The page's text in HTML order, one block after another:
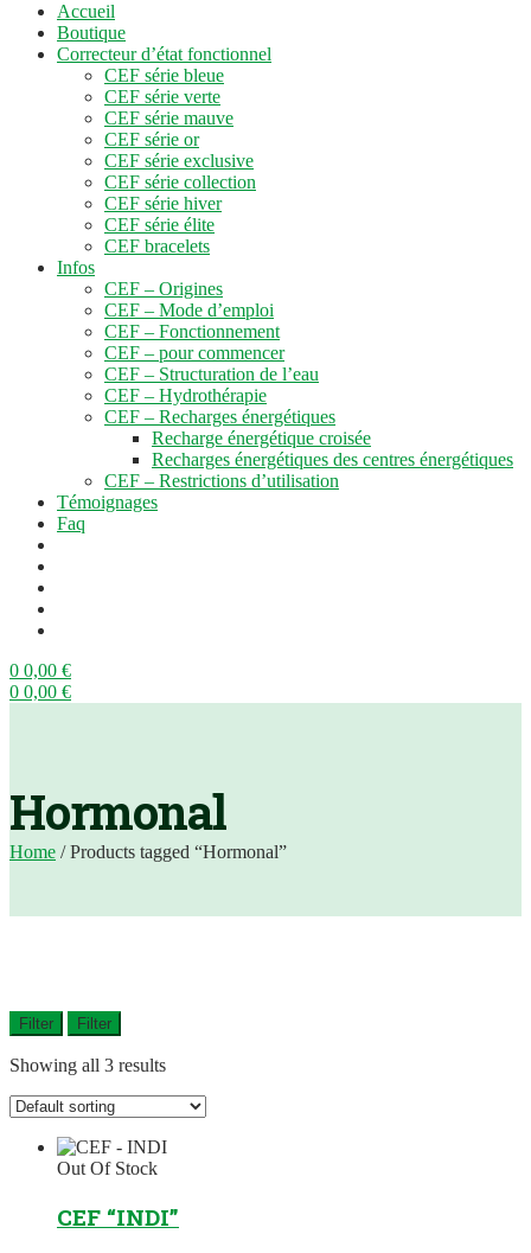
Accueil
Boutique
Correcteur d’état fonctionnel
CEF série bleue
CEF série verte
CEF série mauve
CEF série or
CEF série exclusive
CEF série collection
CEF série hiver
CEF série élite
CEF bracelets
Infos
CEF – Origines
CEF – Mode d’emploi
CEF – Fonctionnement
CEF – pour commencer
CEF – Structuration de l’eau
CEF – Hydrothérapie
CEF – Recharges énergétiques
Recharge énergétique croisée
Recharges énergétiques des centres énergétiques
CEF – Restrictions d’utilisation
Témoignages
Faq
0 0,00 €
0 0,00 €
Hormonal
Home /Products tagged “Hormonal”
Filter Filter
Showing all 3 results
Out Of Stock
CEF “INDI”